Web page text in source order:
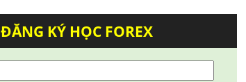
ĐĂNG KÝ HỌC FOREX